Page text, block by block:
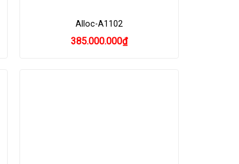
Alloc-A1102
385.000.000₫